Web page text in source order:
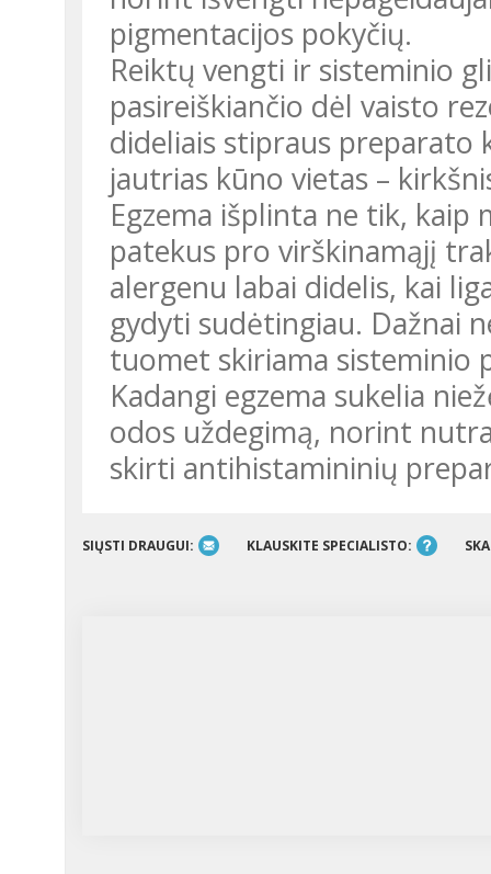
pigmentacijos pokyčių.
Reiktų vengti ir sisteminio
pasireiškiančio dėl vaisto
dideliais stipraus preparato
jautrias kūno vietas –
Egzema išplinta ne tik,
patekus pro virškinamąjį
alergenu labai didelis, kai
gydyti sudėtingiau. Dažnai
tuomet skiriama sisteminio
Kadangi egzema sukelia
odos uždegimą, norint
skirti antihistamininių
SIŲSTI DRAUGUI: KLAUSKITE SPECIALISTO: